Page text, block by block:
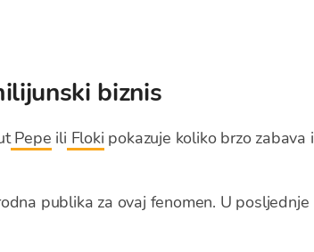
biznis
Pepe ili Floki pokazuje koliko brzo zabava i
publika za ovaj fenomen. U posljednje